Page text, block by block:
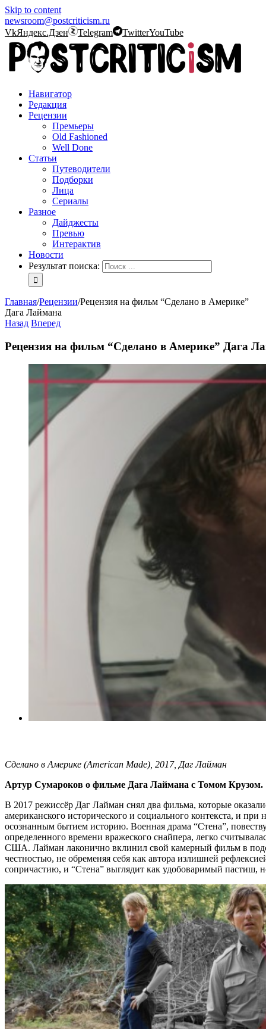
Skip to content
newsroom@postcriticism.ru
VkЯндекс.Дзен Telegram TwitterYouTube
Навигатор
Редакция
Рецензии
Премьеры
Old Fashioned
Well Done
Статьи
Путеводители
Подборки
Лица
Сериалы
Разное
Дайджесты
Превью
Интерактив
Новости
Результат поиска:
Главная/Рецензии/Рецензия на фильм “Сделано в Америке”
Дага Лаймана
Назад Вперед
Рецензия на фильм “Сделано в Америке” Дага
Сделано в Америке (American Made), 2017, Даг Лайман
Артур Сумароков о фильме Дага Лаймана с Томом Крузом.
В 2017 режиссёр Даг Лайман снял два фильма, которые
американского исторического и социального контекста, и
осознанным бытием историю. Военная драма “Стена”,
определенного времени вражеского снайпера, легко
США. Лайман лаконично вклинил свой камерный фильм в
честностью, не обременяя себя как автора излишней
сопричастию, и “Стена” выглядит как удобоваримый пастиш,